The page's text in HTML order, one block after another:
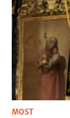
MOST